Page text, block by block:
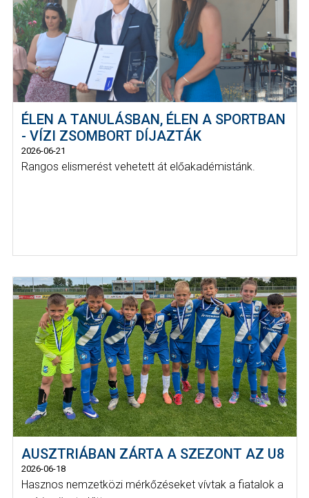
ÉLEN A TANULÁSBAN, ÉLEN A SPORTBAN
- VÍZI ZSOMBORT DÍJAZTÁK
2026-06-21
Rangos elismerést vehetett át előakadémistánk.
AUSZTRIÁBAN ZÁRTA A SZEZONT AZ U8
2026-06-18
Hasznos nemzetközi mérkőzéseket vívtak a fiatalok a